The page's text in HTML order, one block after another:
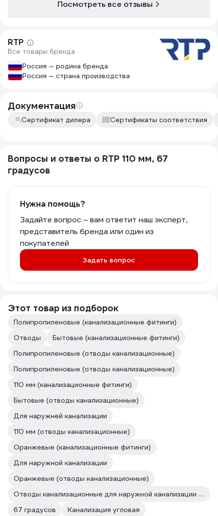
Посмотреть все отзывы
RTP
Все товары бренда
Россия — родина бренда
Россия — страна производства
Документация
Сертификат дилера Сертификаты соответствия
Вопросы и ответы о RTP 110 мм, 67
градусов
Нужна помощь?
Задайте вопрос – вам ответит наш эксперт,
представитель бренда или один из
покупателей
Задать вопрос
Этот товар из подборок
Полипропиленовые (канализационные фитинги)
Отводы
Бытовые (канализационные фитинги)
Полипропиленовые (отводы канализационные)
Полипропиленовые (отводы канализационные)
110 мм (канализационные фитинги)
Бытовые (отводы канализационные)
Для наружней канализации
110 мм (отводы канализационные)
Оранжевые (канализационные фитинги)
Для наружной канализации
Оранжевые (отводы канализационные)
Отводы канализационные для наружной канализации RTP
67 градусов
Канализация угловая